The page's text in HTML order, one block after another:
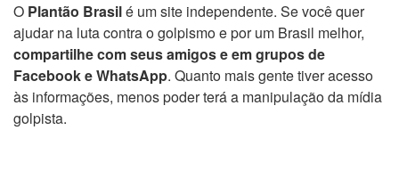
O Plantão Brasilé um site independente. Se você quer
ajudar na luta contra o golpismo e por um Brasil melhor,
compartilhe com seus amigos e em grupos de
Facebook e WhatsApp. Quanto mais gente tiver acesso
às informações, menos poder terá a manipulação da mídia
golpista.